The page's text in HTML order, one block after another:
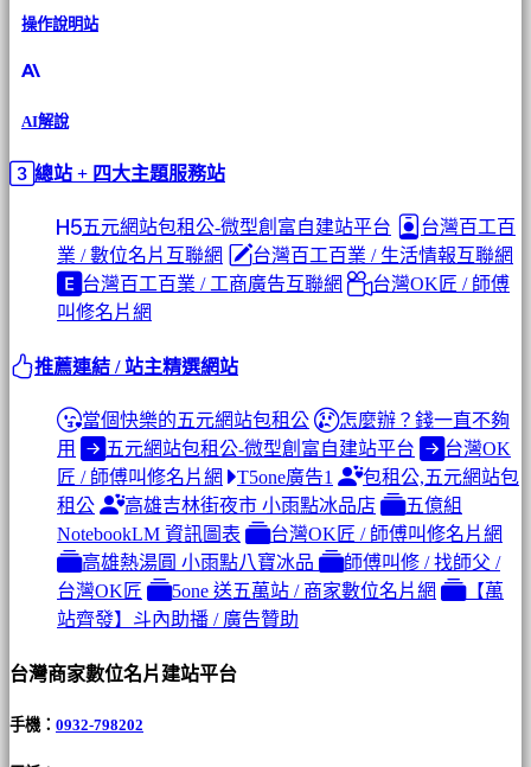
操作說明站
AI解說
總站 + 四大主題服務站
五元網站包租公-微型創富自建站平台
台灣百工百
業 / 數位名片互聯網
台灣百工百業 / 生活情報互聯網
台灣百工百業 / 工商廣告互聯網
台灣OK匠 / 師傅
叫修名片網
推薦連結 / 站主精選網站
當個快樂的五元網站包租公
怎麼辦？錢一直不夠
用
五元網站包租公-微型創富自建站平台
台灣OK
匠 / 師傅叫修名片網
T5one廣告1
包租公,五元網站包
租公
高雄吉林街夜市 小雨點冰品店
五億組
NotebookLM 資訊圖表
台灣OK匠 / 師傅叫修名片網
高雄熱湯圓 小雨點八寶冰品
師傅叫修 / 找師父 /
台灣OK匠
5one 送五萬站 / 商家數位名片網
【萬
站齊發】斗內助播 / 廣告贊助
台灣商家數位名片建站平台
手機： 0932-798202